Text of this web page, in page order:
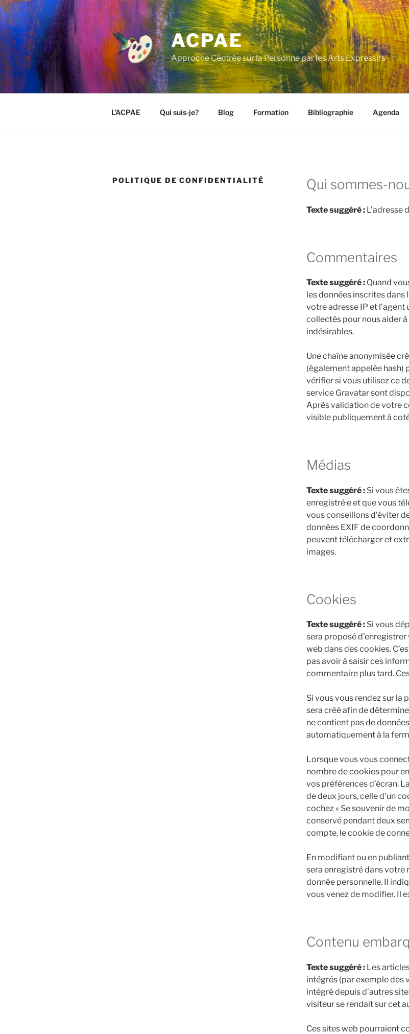
Aller
au
contenu
principal
ACPAE
Approche Centrée sur la Personne par les Arts Expressifs
L’ACPAE Qui suis-je? Blog Formation Bibliographie Agenda
POLITIQUE DE CONFIDENTIALITÉ Qui sommes-
Texte suggéré : L’adresse
Commentaires
Texte suggéré : Quand
les données inscrites
votre adresse IP et
collectés pour nous aider
indésirables.
Une chaîne anonymisée
(également appelée hash)
vérifier si vous utilisez ce
service Gravatar sont
Après validation de votre
visible publiquement à
Médias
Texte suggéré : Si vous
enregistré·e et que vous
vous conseillons d’éviter
données EXIF de
peuvent télécharger et
images.
Cookies
Texte suggéré : Si vous
sera proposé
web dans des cookies.
pas avoir à saisir ces
commentaire plus tard.
Si vous vous rendez sur la
sera créé afin de
ne contient pas de
automatiquement à la
Lorsque vous vous
nombre de cookies pour
vos préférences d’écran.
de deux jours, celle d’un
cochez « Se souvenir de
conservé pendant deux
compte, le cookie de
En modifiant ou en
sera enregistré dans votre
donnée personnelle. Il
vous venez de modifier. Il
Contenu
Texte suggéré : Les
intégrés (par exemple des
intégré depuis d’autres
visiteur se rendait sur cet
Ces sites web pourraient